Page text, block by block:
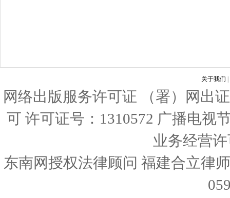
关于我们
网络出版服务许可证 （署）网出
可 许可证号：1310572 广播电视
业务经营
东南网授权法律顾问 福建合立律